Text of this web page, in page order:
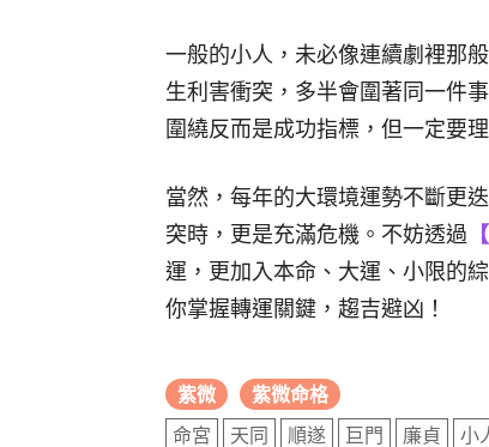
一般的小人，未必像連續劇裡那
生利害衝突，多半會圍著同一件
圍繞反而是成功指標，但一定要
當然，每年的大環境運勢不斷更
突時，更是充滿危機。不妨透過
運，更加入本命、大運、小限的
你掌握轉運關鍵，趨吉避凶！
紫微 紫微命格
命宮 天同 順遂 巨門 廉貞 小